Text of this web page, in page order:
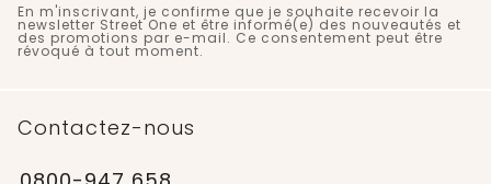
En m'inscrivant, je confirme que je souhaite recevoir la
newsletter Street One et être informé(e) des nouveautés et
des promotions par e-mail. Ce consentement peut être
révoqué à tout moment.
Contactez-nous